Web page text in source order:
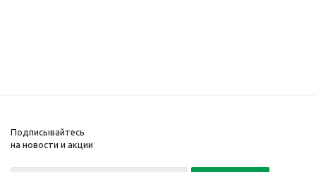
Подписывайтесь
на новости и акции